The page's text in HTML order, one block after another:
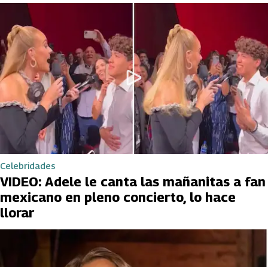
Celebridades
VIDEO: Adele le canta las mañanitas a fan
mexicano en pleno concierto, lo hace
llorar